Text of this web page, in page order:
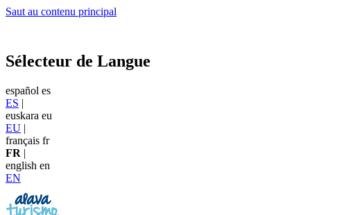
Saut au contenu principal
Sélecteur de Langue
español es
ES |
euskara eu
EU |
français fr
FR |
english en
EN